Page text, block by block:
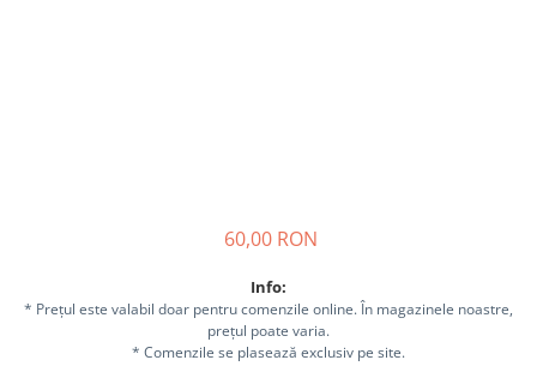
Masini de taitei
Masini de tocat carne
60,00 RON
Info:
* Prețul este valabil doar pentru comenzile online. În magazinele noastre,
prețul poate varia.
* Comenzile se plasează exclusiv pe site.